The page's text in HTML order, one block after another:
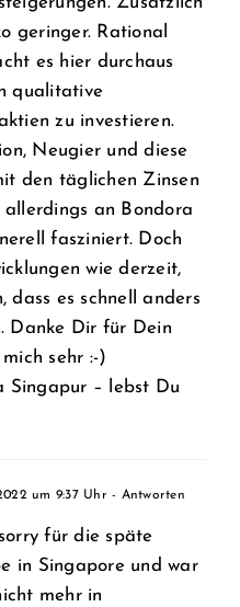
geringer. Rational
es hier durchaus
qualitative
zu investieren.
Neugier und diese
den täglichen Zinsen
allerdings an Bondora
fasziniert. Doch
wie derzeit,
dass es schnell anders
Danke Dir für Dein
sehr :-)
Singapur – lebst Du
um 9:37 Uhr - Antworten
für die späte
in Singapore und war
mehr in